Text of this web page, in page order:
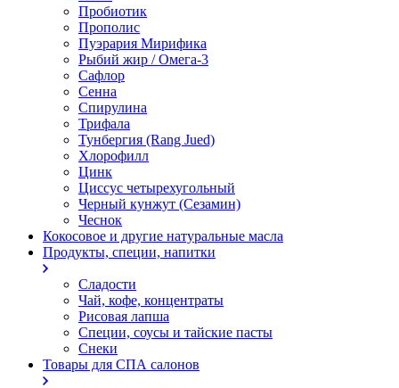
Пробиотик
Прополис
Пуэрария Мирифика
Рыбий жир / Омега-3
Сафлор
Сенна
Спирулина
Трифала
Тунбергия (Rang Jued)
Хлорофилл
Цинк
Циссус четырехугольный
Черный кунжут (Сезамин)
Чеснок
Кокосовое и другие натуральные масла
Продукты, специи, напитки
Сладости
Чай, кофе, концентраты
Рисовая лапша
Специи, соусы и тайские пасты
Снеки
Товары для СПА салонов